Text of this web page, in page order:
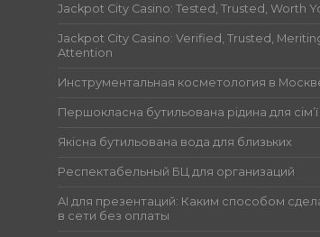
Jackpot City Casino: Tested, Trusted, Worth
Jackpot City Casino: Verified, Trusted,
Attention
Инструментальная косметология в
Першокласна бутильована рідина для сім’ї
Якісна бутильована вода для близьких
Респектабельный БЦ для организаций
AI для презентаций: Каким способом
в сети без оплаты